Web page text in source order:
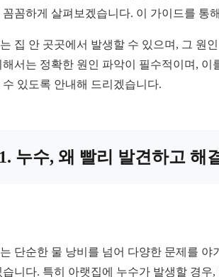
꼼꼼하게 살펴보겠습니다. 이 가이드를 통
집 안 곳곳에서 발생할 수 있으며, 그 원
해서는 정확한 원인 파악이 필수적이며,
수 있도록 안내해 드리겠습니다.
누수, 왜 빨리 발견하고 해
단순한 물 낭비를 넘어 다양한 문제를
습니다. 특히 아랫집에 누수가 발생할 경